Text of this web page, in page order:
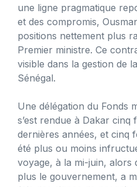
une ligne pragmatique
et des compromis,
positions nettement plus
Premier ministre. Ce
visible dans la gestion de
Sénégal.
Une délégation du Fonds
s’est rendue à Dakar
dernières années, et cinq
été plus ou moins
voyage, à la mi-juin, alors
plus le gouvernement, a